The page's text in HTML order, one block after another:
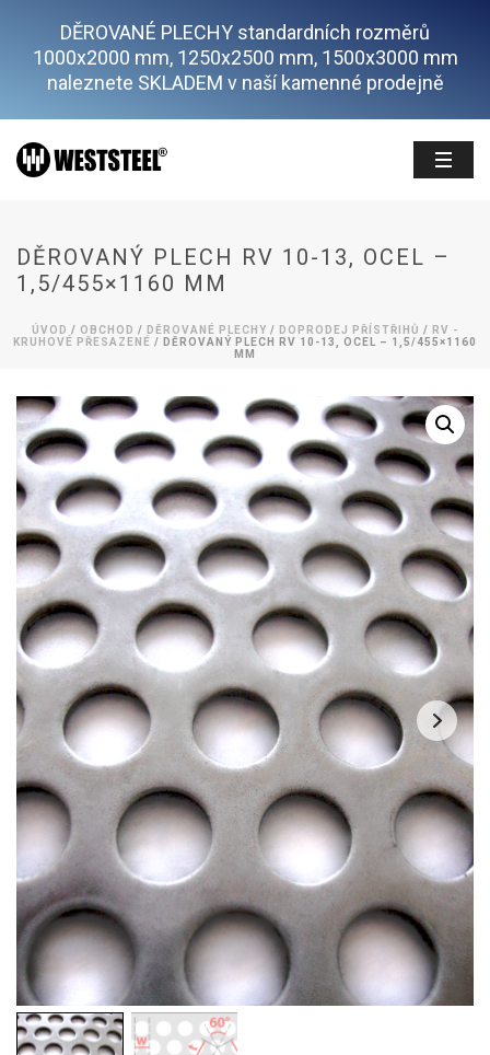
DĚROVANÉ PLECHY standardních rozměrů
1000x2000 mm, 1250x2500 mm, 1500x3000 mm
naleznete SKLADEM v naší kamenné prodejně
DĚROVANÝ PLECH RV 10-13, OCEL –
1,5/455×1160 MM
ÚVOD / OBCHOD / DĚROVANÉ PLECHY / DOPRODEJ PŘÍSTŘIHŮ / RV -
KRUHOVÉ PŘESAZENÉ / DĚROVANÝ PLECH RV 10-13, OCEL – 1,5/455×1160
MM